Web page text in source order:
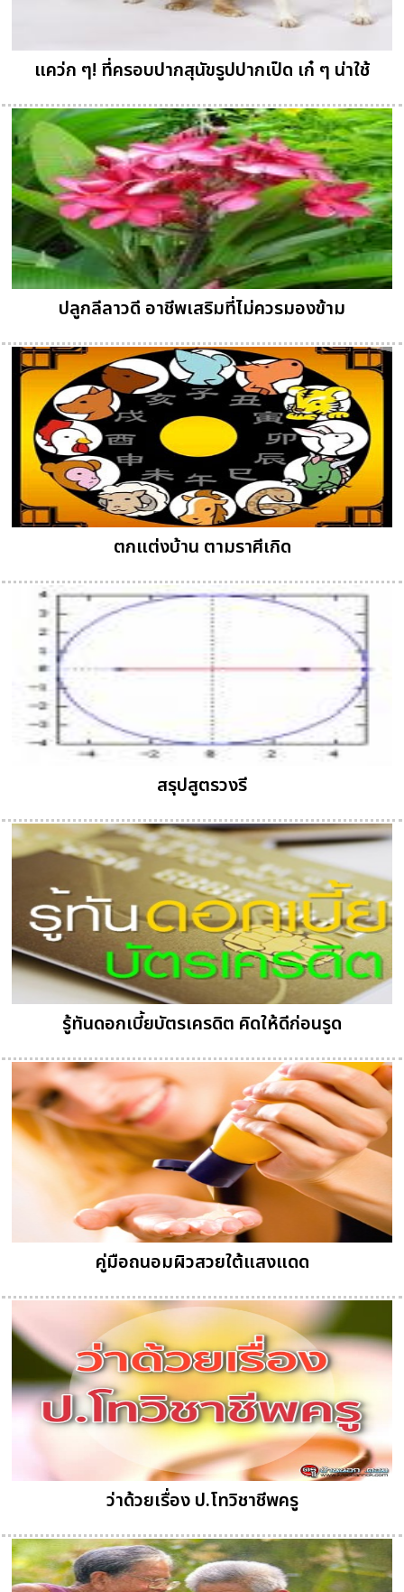
แคว่ก ๆ! ที่ครอบปากสุนัขรูปปากเป็ด เก๋ ๆ น่าใช้
ปลูกลีลาวดี อาชีพเสริมที่ไม่ควรมองข้าม
ตกแต่งบ้าน ตามราศีเกิด
สรุปสูตรวงรี
รู้ทันดอกเบี้ยบัตรเครดิต คิดให้ดีก่อนรูด
คู่มือถนอมผิวสวยใต้แสงแดด
ว่าด้วยเรื่อง ป.โทวิชาชีพครู